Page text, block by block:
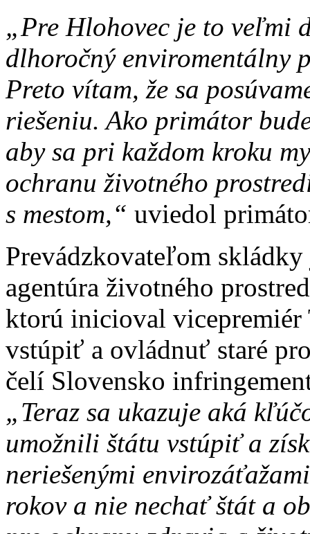
„Pre Hlohovec je to veľmi
dlhoročný enviromentálny
Preto vítam, že sa
riešeniu. Ako primátor
aby sa pri každom kroku
ochranu životného
s mestom,“ uviedol
Prevádzkovateľom
agentúra životného
ktorú inicioval vicepremiér
vstúpiť a ovládnuť staré
čelí Slovensko
„Teraz sa ukazuje aká
umožnili štátu vstúpiť a
neriešenými
rokov a nie nechať štát a